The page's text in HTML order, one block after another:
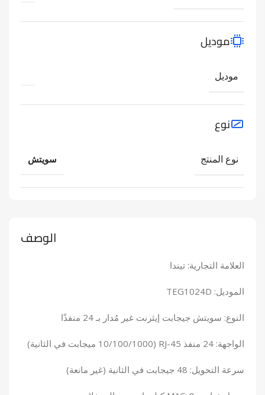
الوصف
العلامة التجارية: تيندا
الموديل: TEG1024D
النوع: سويتش جيجابت إيثرنت غير مُدار بـ 24 منفذًا
الواجهة: 24 منفذ RJ-45 (10/100/1000 ميجابت في الثانية)
سرعة التحويل: 48 جيجابت في الثانية (غير مانعة)
موديل
موديل
نوع
نوع المنتج سويتش